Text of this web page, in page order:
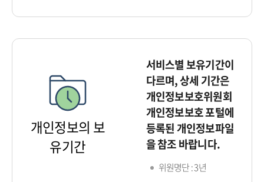
개인정보의 보
유기간
서비스별 보유기간이
다르며, 상세 기간은
개인정보보호위원회
개인정보보호 포털에
등록된 개인정보파일
을 참조 바랍니다.
위원명단 : 3년